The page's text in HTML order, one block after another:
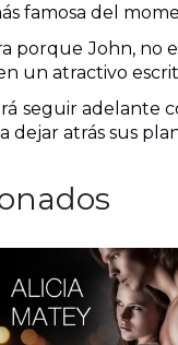
famosa del
porque John,
un atractivo
seguir adelante
dejar atrás sus